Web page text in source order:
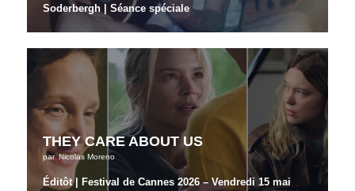
Soderbergh | Séance spéciale
THEY CARE ABOUT US
par Nicolas Moreno
Éditôt | Festival de Cannes 2026 – Vendredi 15 mai